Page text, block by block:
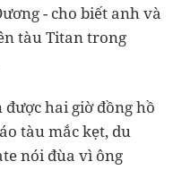
- cho biết anh và
tàu Titan trong
hai giờ đồng hồ
tàu mắc kẹt, du
nói đùa vì ông